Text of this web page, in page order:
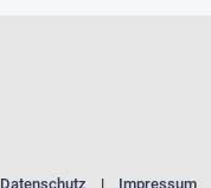
Datenschutz Impressum